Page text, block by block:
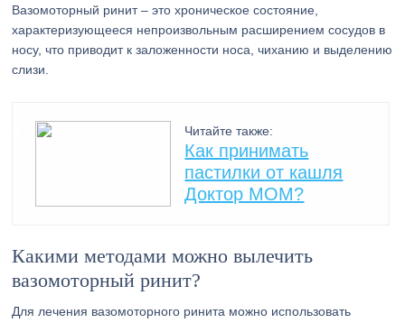
Вазомоторный ринит – это хроническое состояние,
характеризующееся непроизвольным расширением сосудов в
носу, что приводит к заложенности носа, чиханию и выделению
слизи.
Читайте также:
Как принимать
пастилки от кашля
Доктор МОМ?
Какими методами можно вылечить
вазомоторный ринит?
Для лечения вазомоторного ринита можно использовать